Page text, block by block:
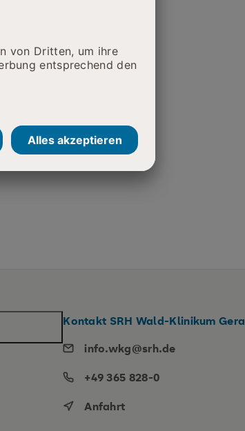
Kontakt SRH Wald-Klinikum Gera
info.wkg@srh.de
+49 365 828-0
Anfahrt